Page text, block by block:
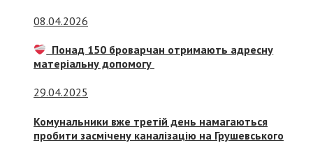
08.04.2026
Понад 150 броварчан отримають адресну
матеріальну допомогу
29.04.2025
Комунальники вже третій день намагаються
пробити засмічену каналізацію на Грушевського